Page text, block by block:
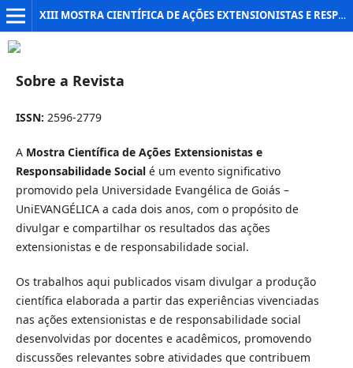
XIII MOSTRA CIENTÍFICA DE AÇÕES EXTENSIONISTAS E RESPONSABILIDADE SOCIAL
Sobre a Revista
ISSN: 2596-2779
A Mostra Científica de Ações Extensionistas e
Responsabilidade Socialé um evento significativo
promovido pela Universidade Evangélica de Goiás –
UniEVANGÉLICA a cada dois anos, com o propósito de
divulgar e compartilhar os resultados das ações
extensionistas e de responsabilidade social.
Os trabalhos aqui publicados visam divulgar a produção
científica elaborada a partir das experiências vivenciadas
nas ações extensionistas e de responsabilidade social
desenvolvidas por docentes e acadêmicos, promovendo
discussões relevantes sobre atividades que contribuem